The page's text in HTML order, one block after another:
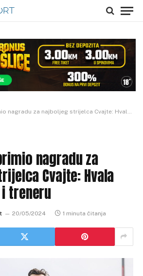
za najboljeg strijelca Cvajte: Hvala saigračima i treneru
nagradu za
Cvajte: Hvala
treneru
20/05/2024 1 minuta čitanja